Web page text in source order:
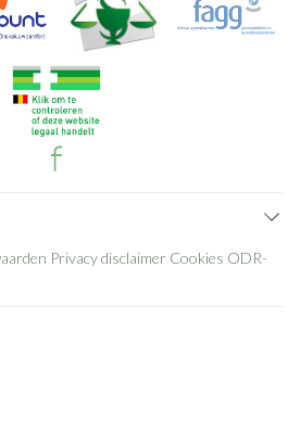
Privacy disclaimer Cookies ODR-